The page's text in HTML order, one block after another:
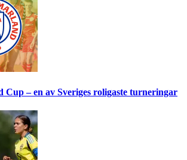
Cup – en av Sveriges roligaste turneringar